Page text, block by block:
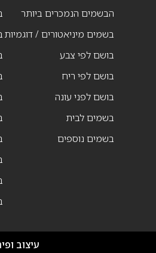
הבשמים הנמכרים ביותר
בשמים מיניאטורים / דוגמיות
בושם לפי צבע
בושם לפי ריח
בושם לפני עונה
בשמים לבית
בשמים נוספים
עיצוב